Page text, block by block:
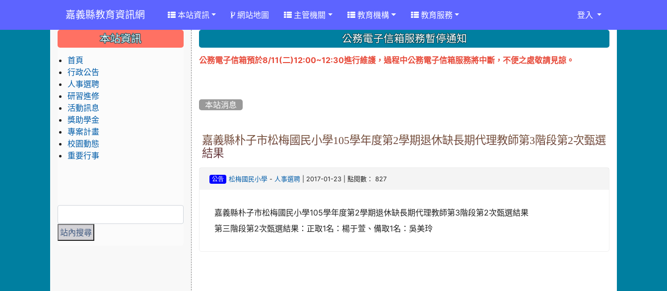
嘉義縣教育資訊網 本站資訊 網站地圖 主管機關 教育機構 教育服務 登入
::: 公務電子信箱服務暫停通知
公務電子信箱預於8/11(二)12:00~12:30進行維護，過程中公務電子信箱服務將中斷，不便之處敬請見諒。
本站消息
嘉義縣朴子市松梅國民小學105學年度第2學期退休缺長期代理教師第3階段第2次甄選
結果
公告 松梅國民小學 - 人事選聘 | 2017-01-23 | 點閱數： 827
嘉義縣朴子市松梅國民小學105學年度第2學期退休缺長期代理教師第3階段第2次甄選結果
第三階段第2次甄選結果：正取1名：楊于萱、備取1名：吳美玲
::: 本站資訊
首頁
行政公告
人事選聘
研習進修
活動訊息
獎助學金
專案計畫
校園動態
重要行事